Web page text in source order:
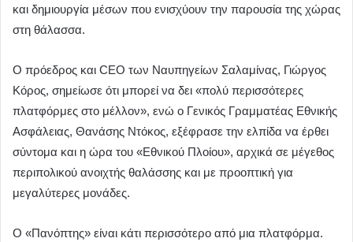
και δημιουργία μέσων που ενισχύουν την παρουσία της χώρας
στη θάλασσα.
Ο πρόεδρος και CEO των Ναυπηγείων Σαλαμίνας, Γιώργος
Κόρος, σημείωσε ότι μπορεί να δει «πολύ περισσότερες
πλατφόρμες στο μέλλον», ενώ ο Γενικός Γραμματέας Εθνικής
Ασφάλειας, Θανάσης Ντόκος, εξέφρασε την ελπίδα να έρθει
σύντομα και η ώρα του «Εθνικού Πλοίου», αρχικά σε μέγεθος
περιπολικού ανοιχτής θαλάσσης και με προοπτική για
μεγαλύτερες μονάδες.
Ο «Πανόπτης» είναι κάτι περισσότερο από μια πλατφόρμα.